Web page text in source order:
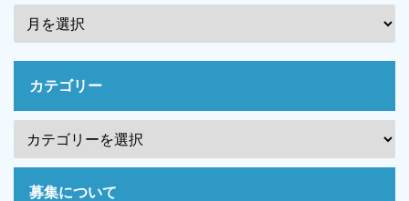
カテゴリー
募集について